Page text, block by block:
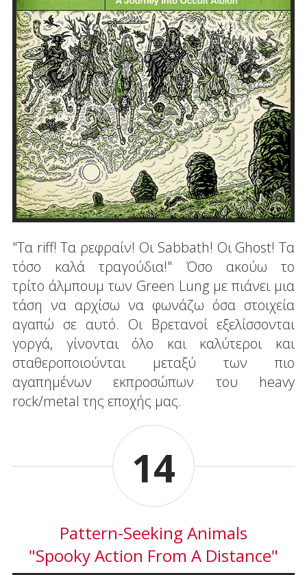
"Τα riff! Τα ρεφραίν! Οι Sabbath! Οι Ghost! Τα
τόσο καλά τραγούδια!" Όσο ακούω το
τρίτο άλμπουμ των Green Lung με πιάνει μια
τάση να αρχίσω να φωνάζω όσα στοιχεία
αγαπώ σε αυτό. Οι Βρετανοί εξελίσσονται
γοργά, γίνονται όλο και καλύτεροι και
σταθεροποιούνται μεταξύ των πιο
αγαπημένων εκπροσώπων του heavy
rock/metal της εποχής μας.
14
Pattern-Seeking Animals
"Spooky Action From A Distance"